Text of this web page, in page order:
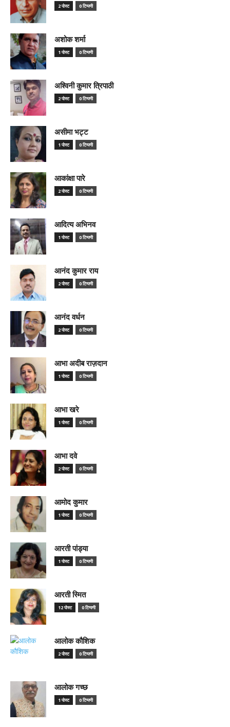
2 पोस्ट 0 टिप्पणी
अशोक शर्मा
1 पोस्ट 0 टिप्पणी
अश्विनी कुमार त्रिपाठी
2 पोस्ट 0 टिप्पणी
असीमा भट्ट
1 पोस्ट 0 टिप्पणी
आकांक्षा पारे
2 पोस्ट 0 टिप्पणी
आदित्य अभिनव
1 पोस्ट 0 टिप्पणी
आनंद कुमार राय
2 पोस्ट 0 टिप्पणी
आनंद वर्धन
2 पोस्ट 0 टिप्पणी
आभा अदीब राज़दान
1 पोस्ट 0 टिप्पणी
आभा खरे
1 पोस्ट 0 टिप्पणी
आभा दवे
2 पोस्ट 0 टिप्पणी
आमोद कुमार
1 पोस्ट 0 टिप्पणी
आरती पांड्या
1 पोस्ट 0 टिप्पणी
आरती स्मित
12 पोस्ट 0 टिप्पणी
आलोक कौशिक
2 पोस्ट 0 टिप्पणी
आलोक गच्छ
1 पोस्ट 0 टिप्पणी